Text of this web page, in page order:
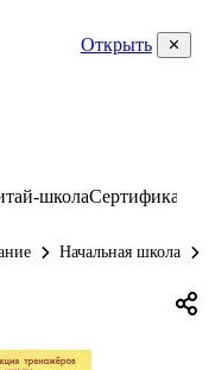
Открыть
школаСертификаты
Начальная школа